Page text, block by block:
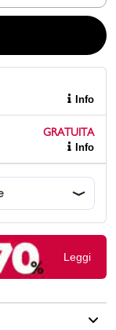
Info
GRATUITA
Info
Leggi